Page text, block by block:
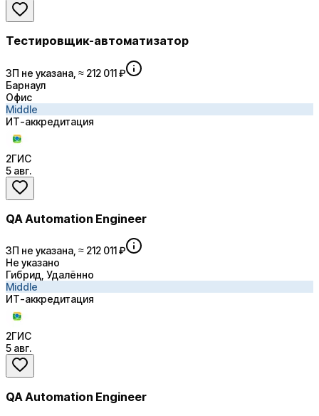
Тестировщик-автоматизатор
ЗП не указана, ≈ 212 011 ₽
Барнаул
Офис
Middle
ИТ-аккредитация
2ГИС
5 авг.
QA Automation Engineer
ЗП не указана, ≈ 212 011 ₽
Не указано
Гибрид, Удалённо
Middle
ИТ-аккредитация
2ГИС
5 авг.
QA Automation Engineer